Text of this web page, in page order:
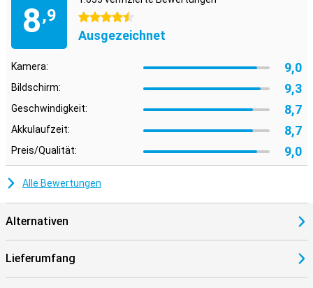
8,9
4.5 Sterne
Ausgezeichnet
Kamera: 9,0
Bildschirm: 9,3
Geschwindigkeit: 8,7
Akkulaufzeit: 8,7
Preis/Qualität: 9,0
Alle Bewertungen
Alternativen
Lieferumfang